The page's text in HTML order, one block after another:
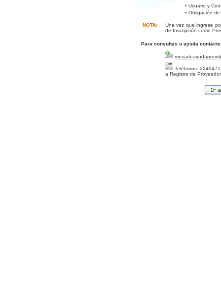
• Usuario y
• Obligación
NOTA:
Una vez que ingrese
de Inscripción como
Para consultas o ayuda
Teléfonos:
a Registro de